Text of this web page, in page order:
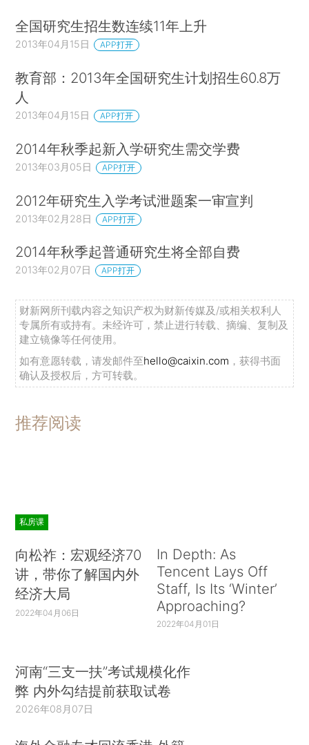
全国研究生招生数连续11年上升
2013年04月15日 APP打开
教育部：2013年全国研究生计划招生60.8万
人
2013年04月15日 APP打开
2014年秋季起新入学研究生需交学费
2013年03月05日 APP打开
2012年研究生入学考试泄题案一审宣判
2013年02月28日 APP打开
2014年秋季起普通研究生将全部自费
2013年02月07日 APP打开
财新网所刊载内容之知识产权为财新传媒及/或相关权利人
专属所有或持有。未经许可，禁止进行转载、摘编、复制及
建立镜像等任何使用。
如有意愿转载，请发邮件至hello@caixin.com ，获得书面
确认及授权后，方可转载。
推荐阅读
私房课
向松祚：宏观经济70
讲，带你了解国内外
经济大局
2022年04月06日
In Depth: As
Tencent Lays Off
Staff, Is Its ‘Winter’
Approaching?
2022年04月01日
河南“三支一扶”考试规模化作
弊 内外勾结提前获取试卷
2026年08月07日